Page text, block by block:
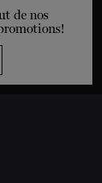
de nos